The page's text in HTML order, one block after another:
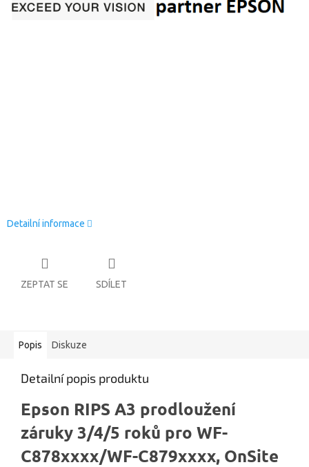
Detailní informace
ZEPTAT SE SDÍLET
Popis Diskuze
Detailní popis produktu
Epson RIPS A3 prodloužení
záruky 3/4/5 roků pro WF-
C878xxxx/WF-C879xxxx, OnSite